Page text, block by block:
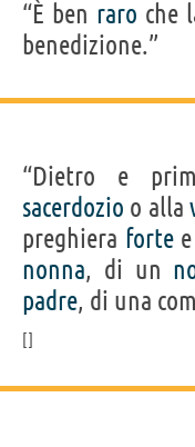
“È ben raro che
benedizione.”
“Dietro e
sacerdozio o alla
preghiera fortee
nonna, di un
padre, di una